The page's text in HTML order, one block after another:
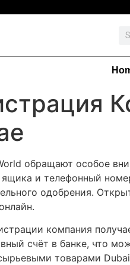
обращают особое
ящика и телефонный
одобрения.
компания
счёт в банке, что
товарами